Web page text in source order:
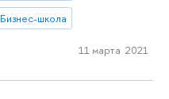
Бизнес-школа
11 марта 2021